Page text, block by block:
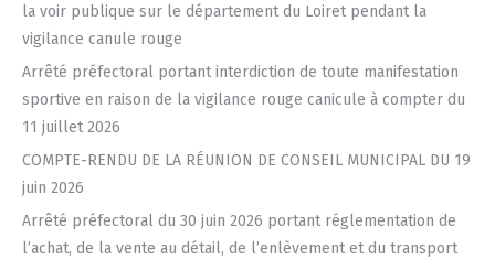
la voir publique sur le département du Loiret pendant la
vigilance canule rouge
Arrêté préfectoral portant interdiction de toute manifestation
sportive en raison de la vigilance rouge canicule à compter du
11 juillet 2026
COMPTE-RENDU DE LA RÉUNION DE CONSEIL MUNICIPAL DU 19
juin 2026
Arrêté préfectoral du 30 juin 2026 portant réglementation de
l’achat, de la vente au détail, de l’enlèvement et du transport